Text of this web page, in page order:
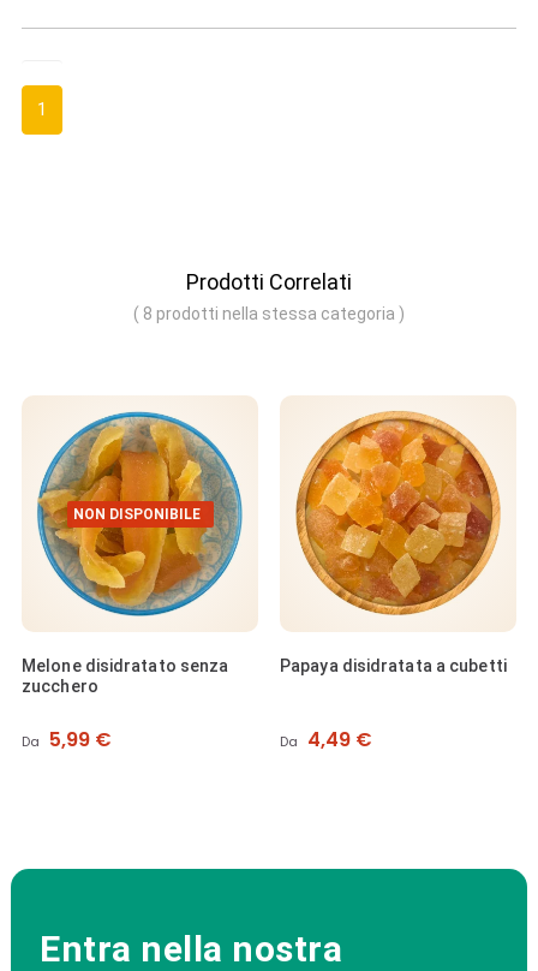
1
Prodotti Correlati
( 8 prodotti nella stessa categoria )
NON DISPONIBILE
Melone disidratato senza
zucchero
Da Prezzo
5,99 €
Papaya disidratata a cubetti
Da Prezzo
4,49 €
Entra nella nostra